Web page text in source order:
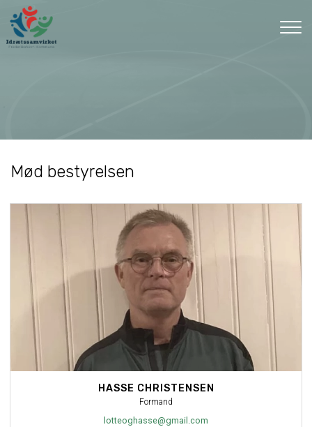
hovedindhold
Mød bestyrelsen
HASSE CHRISTENSEN
Formand
lotteoghasse@gmail.com